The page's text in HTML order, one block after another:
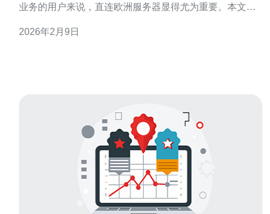
业务的用户来说，直连欧洲服务器显得尤为重要。本文将
实际操作步骤指南。 1. 直连欧洲服务器的优势 1.1 提高访
2026年2月9日